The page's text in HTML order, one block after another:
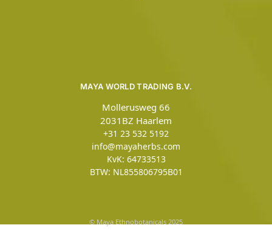
MAYA WORLD TRADING B.V.
Mollerusweg 66
2031BZ Haarlem
+31 23 532 5192
info@mayaherbs.com
KvK: 64733513
BTW: NL855806795B01
© Maya Ethnobotanicals 2025